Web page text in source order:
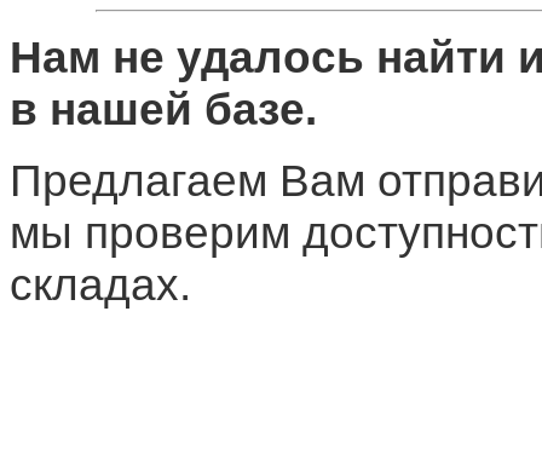
Нам не удалось найти
в нашей базе.
Предлагаем Вам
мы проверим
складах.